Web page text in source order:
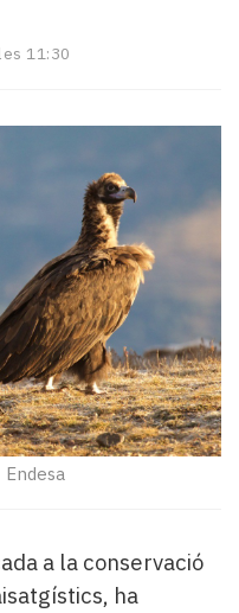
11:30
Endesa
a la conservació
ha